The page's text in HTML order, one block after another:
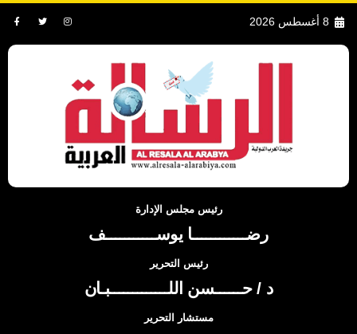
8 أغسطس 2026
رئيس مجلس الإدارة
رضــــــــــــا يوســـــــــــف
رئيس التحرير
د / حــــــسن اللـــــــــــــبـان
مستشار التحرير